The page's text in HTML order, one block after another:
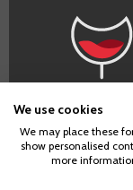
Para acceder
tu país de
We use cookies
We may place these
show personalised
more